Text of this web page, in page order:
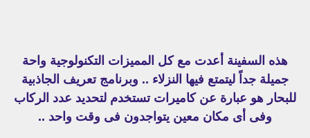
هذه السفينة أعدت مع كل المميزات التكنولوجية واحة
جميلة جداً ليتمتع فيها النزلاء .. وبرنامج تعريف الجاذبية
للبحار هو عبارة عن كاميرات تستخدم لتحديد عدد الركاب
وفى أى مكان معين يتواجدون فى وقت واحد ..